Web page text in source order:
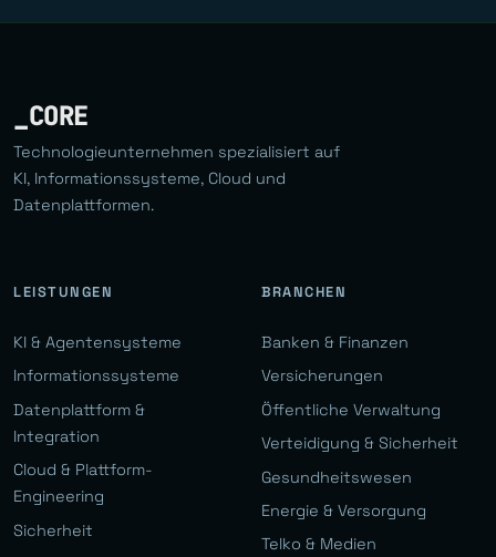
_CORE
Technologieunternehmen spezialisiert auf
KI, Informationssysteme, Cloud und
Datenplattformen.
LEISTUNGEN
KI & Agentensysteme
Informationssysteme
Datenplattform &
Integration
Cloud & Plattform-
Engineering
Sicherheit
BRANCHEN
Banken & Finanzen
Versicherungen
Öffentliche Verwaltung
Verteidigung & Sicherheit
Gesundheitswesen
Energie & Versorgung
Telko & Medien